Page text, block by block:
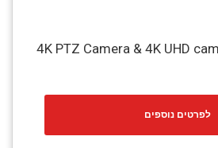
4K PTZ Camera & 4K UHD
לפרטים נוספים